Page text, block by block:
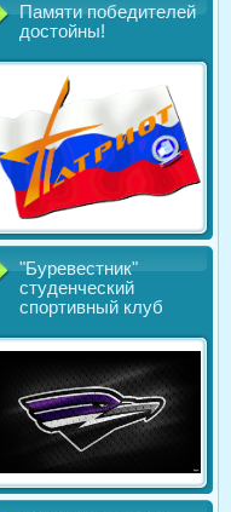
Памяти победителей
достойны!
"Буревестник"
студенческий
спортивный клуб